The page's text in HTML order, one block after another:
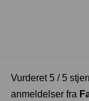
Vurderet 5 / 5
anmeldelser fra